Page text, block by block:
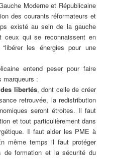
Moderne et Républicaine
des courants réformateurs et
existé au sein de la gauche
ceux qui se reconnaissent en
les énergies pour une
entend peser pour faire
marqueurs :
libertés, dont celle de créer
retrouvée, la redistribution
seront étroites. Il faut
et tout particulièrement dans
Il faut aider les PME à
même temps il faut protéger
de formation et la sécurité du